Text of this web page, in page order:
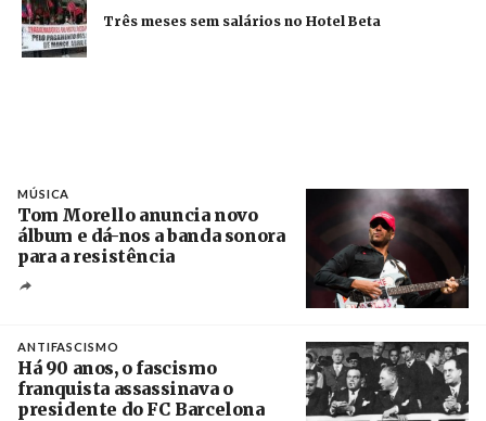
Três meses sem salários no Hotel Beta
MÚSICA
Tom Morello anuncia novo
álbum e dá-nos a banda sonora
para a resistência
ANTIFASCISMO
Há 90 anos, o fascismo
franquista assassinava o
presidente do FC Barcelona